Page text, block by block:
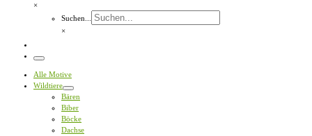
×
Suchen...
×
Menü
Alle Motive
Wildtiere
Bären
Biber
Böcke
Dachse